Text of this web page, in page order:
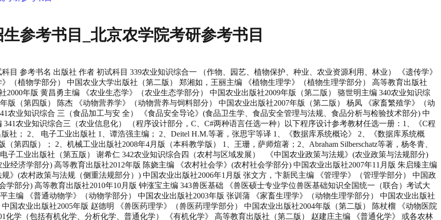
参考书目_北京农学院考研参考书目
四（农业科技组织 与服务） 《农业政策与法规》(农村政策与法规（侧重法规部分）) 中国农业出版社2006年1月版 张文方，卞新民主编 《管理学》（管理学部分） 中国政法大学出版社2009年8月版 刘俊生主编 《农村社会学》(农村社会学部分) 高等教育出版社2010年10月版 钟涨宝主编 343兽医基础 《兽医硕士专业学位兽医基础知识全国统一（联合）考试大纲及复习指南》 中国农业大学出版社2004年版（第二版） 陆承平主编 《普通动物学》（动物学部分） 中国农业出版社2003年版 张训蒲 《家畜生理学》（动物生理学部分） 中国农业出版社2003年版（第四版） 陈杰 《兽医病理学》（兽医病理学部分） 中国农业出版社2005年版 赵德明 《兽医药理学》（兽医药理学部分） 中国农业出版社2004年版（第二版） 陈杖榴 《动物医院临床技术》（临床诊断学） 中国农业出版社2004年版 林德贵 701化学（包括有机化学、分析化学、普通化学） 《有机化学》 高等教育出版社（第二版） 赵建庄主编 《普通化学》 或各农林院校当前使用的教材 中国农业大学出版社（第三版） 赵士铎主编 《定量分析简明教程》 或各农林院校当前使用的教材 中国农业大学出版社（第二版） 赵士铎主编 《化学复习指南暨习题解析》 中国农业大学出版社 赵士铎，周乐，张曙生主编 702风景园林规划设计基础 《园林设计》 中国林业出版社1997年版 唐学山 《城市园林绿地规划》 中国林业出版社2006年版 杨赉丽 《中国古典园林史》 清华大学出版社2008年版 周维权 801植物生理生化 《植物生理学》 高等教育出版社（第六版） 潘瑞炽主编 《生物化学》 中国农业大学出版社（第二版） 刘国琴，张曼夫主编 802动物生理生化 《动物生理学》 科学出版社2013年版（第二版） 欧阳五庆主编 《动物生理学》 清华大学出版社2012年版 金天明主编 《动物生物化学》 清华大学出版社2013年版（第一版） 李留安，袁学军主编 《动物生物化学》 中国农业大学出版社2007年版（第一版） 胡兰主编 803经济学 《微观经济学》 中国农业科学技术出版社 何忠伟，郑春慧 《宏观经济学》 中国农业科学技术出版社 何忠伟 804园林快速设计 《园林设计》 中国林业出版社1997年版 唐学山 《城市园林绿地规划》 中国林业出版社2006年版 杨赉丽 《中国古典园林史》 清华大学出版社2008年版 周维权 805园林植物 《花卉学》 中国农业出版社（第二版） 包满珠主编 《园林树木学》 中国林业出版社2004年版 卓丽环主编 806生态学 《生态学》 高等教育出版社2008年版 杨持 《森林生态学》 高等教育出版社2010年版 李俊清 807食品微生物 《食品微生物学》 中国农业出版社2011年版 (第三版) 江汉湖，董明盛主编 808食品化学 《食品化学》 中国农业大学出版社2008年版（第二版） 阚建全主编 809作物栽培学 《作物栽培学总论》 科学出版社(普通高等教育十一五国家级规划教材) 第二版 曹卫星 810园艺通论 《园艺通论》 高等教育出版社2006年版 马凯，侯喜林 811植物保护基础 《普通昆虫学》 中国农业大学出版社（第一版） 彩万志主编 《普通植物病理学》 中国农业出版社（第三版） 许志刚主编 812种子学 《作物种子学》 中国农业出版社（全国高等农林院校十一五规划教材） 高荣岐，张春庆 813资源环境综合基础 《农业资源利用与管理》 中国林业出版社（北京）2002年版 皮广洁 《环境科学概论》 高等教育出版社（北京）2010年版 杨志峰 814畜牧基础 《畜牧概论》 高等教育出版社2006年版 蒋思文 815兽医综合 《兽医学》 中国农业出版社2002年版（第二版） 高作信 816食品工艺学 《食品工艺学》 中国轻工业出版社2013年版(第一版) 夏文水主编 817农业信息学概论 《农业信息化技术导论》 中国农业科学技术出版社2009年版 马新明 818农业推广学 《农业推广学》 中国农业大学出版社2008年1月版 高启杰主编 考试科目 参考书名 出版社 作者 复试科目 901园林植物造景 《植物造景》 中国林业出版社1994年版 苏雪痕 902植物生理 《植物生理学》 高等教育出版社(第五版) 潘瑞炽 《现代植物生理学》 高等教育出版社 李合生主编